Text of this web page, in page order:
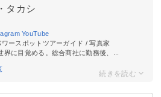
タカシ
YouTube
ースポットツアーガイド / 写真家
界に目覚める。総合商社に勤務後、...